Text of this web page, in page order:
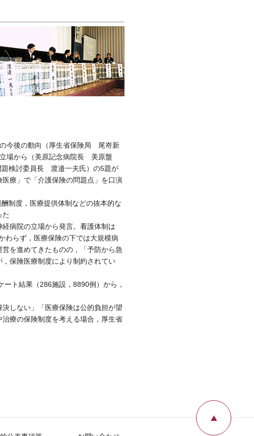
今後の動向（厚生省保険局 尾嵜新
場から（美原記念病院長 美原盤
題検討委員長 渡邉一夫氏）の5題が
療」で「介護保険の問題点」を口演
制度，医療提供体制などの抜本的な
た
病院の立場から発言。看護体制は
わらず，医療保険の下では大規模病
を進めてきたものの，「予防から急
保険医療制度により制約されてい
ト結果（286施設，8890例）から，
しない」「医療保険は公的負担が望
療の保険制度を考える場合，厚生省